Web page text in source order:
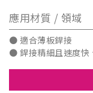
應用材質 / 領域
● 適合薄板銲接
● 銲接精細且速度快